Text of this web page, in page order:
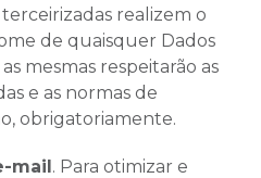
terceirizadas realizem o
de quaisquer Dados
mesmas respeitarão as
e as normas de
obrigatoriamente.
mail. Para otimizar e